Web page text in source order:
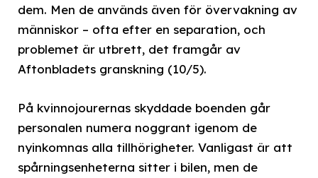
dem. Men de används även för övervakning av
människor – ofta efter en separation, och
problemet är utbrett, det framgår av
Aftonbladets granskning (10/5).
På kvinnojourernas skyddade boenden går
personalen numera noggrant igenom de
nyinkomnas alla tillhörigheter. Vanligast är att
spårningsenheterna sitter i bilen, men de